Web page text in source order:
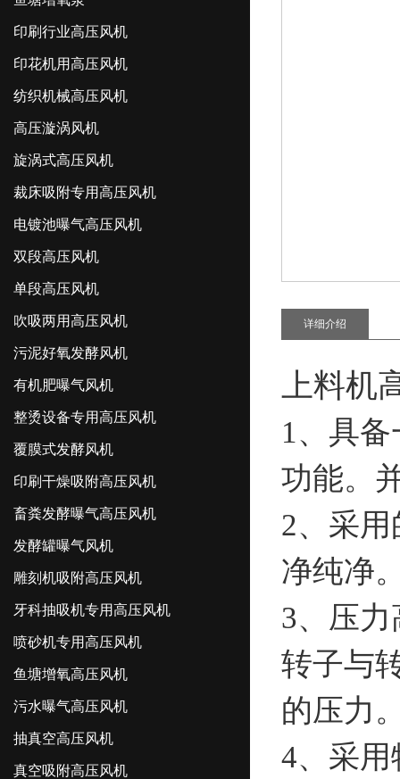
印刷行业高压风机
印花机用高压风机
纺织机械高压风机
高压漩涡风机
旋涡式高压风机
裁床吸附专用高压风机
电镀池曝气高压风机
双段高压风机
单段高压风机
吹吸两用高压风机
污泥好氧发酵风机
有机肥曝气风机
整烫设备专用高压风机
覆膜式发酵风机
印刷干燥吸附高压风机
畜粪发酵曝气高压风机
发酵罐曝气风机
雕刻机吸附高压风机
牙科抽吸机专用高压风机
喷砂机专用高压风机
鱼塘增氧高压风机
污水曝气高压风机
抽真空高压风机
真空吸附高压风机
详细介绍
上料机
1、具
功能。
2、采
净纯净
3、压
转子与
的压力
4、采